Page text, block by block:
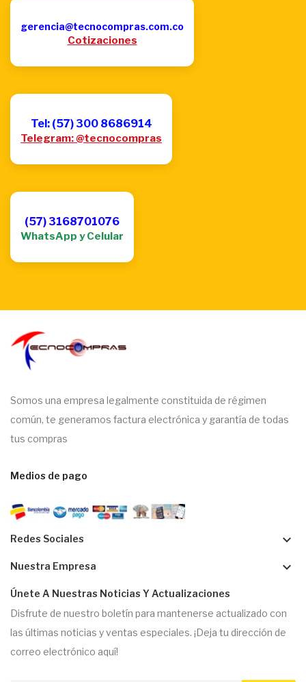
gerencia@tecnocompras.com.co
Cotizaciones
Tel: (57) 300 8686914
Telegram: @tecnocompras
(57) 3168701076
WhatsApp y Celular
Somos una empresa legalmente constituida de régimen
común, te generamos factura electrónica y garantía de todas
tus compras
Medios de pago
Redes Sociales keyboard_arrow_down
Nuestra Empresa keyboard_arrow_down
Únete A Nuestras Noticias Y Actualizaciones
Disfrute de nuestro boletín para mantenerse actualizado con
las últimas noticias y ventas especiales. ¡Deja tu dirección de
correo electrónico aquí!